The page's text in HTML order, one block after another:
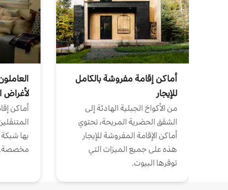
أماكن إقامة مفروشة بالكامل
للإيجار
من الأكواخ الجبلية الهادئة إلى
الشقق الحضرية المريحة، تحتوي
أماكن الإقامة المفروشة للإيجار
هذه على جميع الميزات التي
توفرها البيوت.
لأغراض
أماكن
بها
مخصصة.